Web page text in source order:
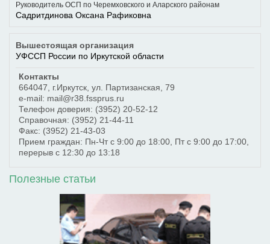
Руководитель ОСП по Черемховского и Аларского районам
Садритдинова Оксана Рафиковна
Вышестоящая организация
УФССП России по Иркутской области
Контакты
664047
г.Иркутск ул. Партизанская, 79
e-mail: mail@r38.fssprus.ru
Телефон доверия: (3952) 20-52-12
Справочная: (3952) 21-44-11
Факс: (3952) 21-43-03
Прием граждан: Пн-Чт с 9:00 до 18:00, Пт с 9:00 до 17:00,
перерыв с 12:30 до 13:18
Полезные статьи